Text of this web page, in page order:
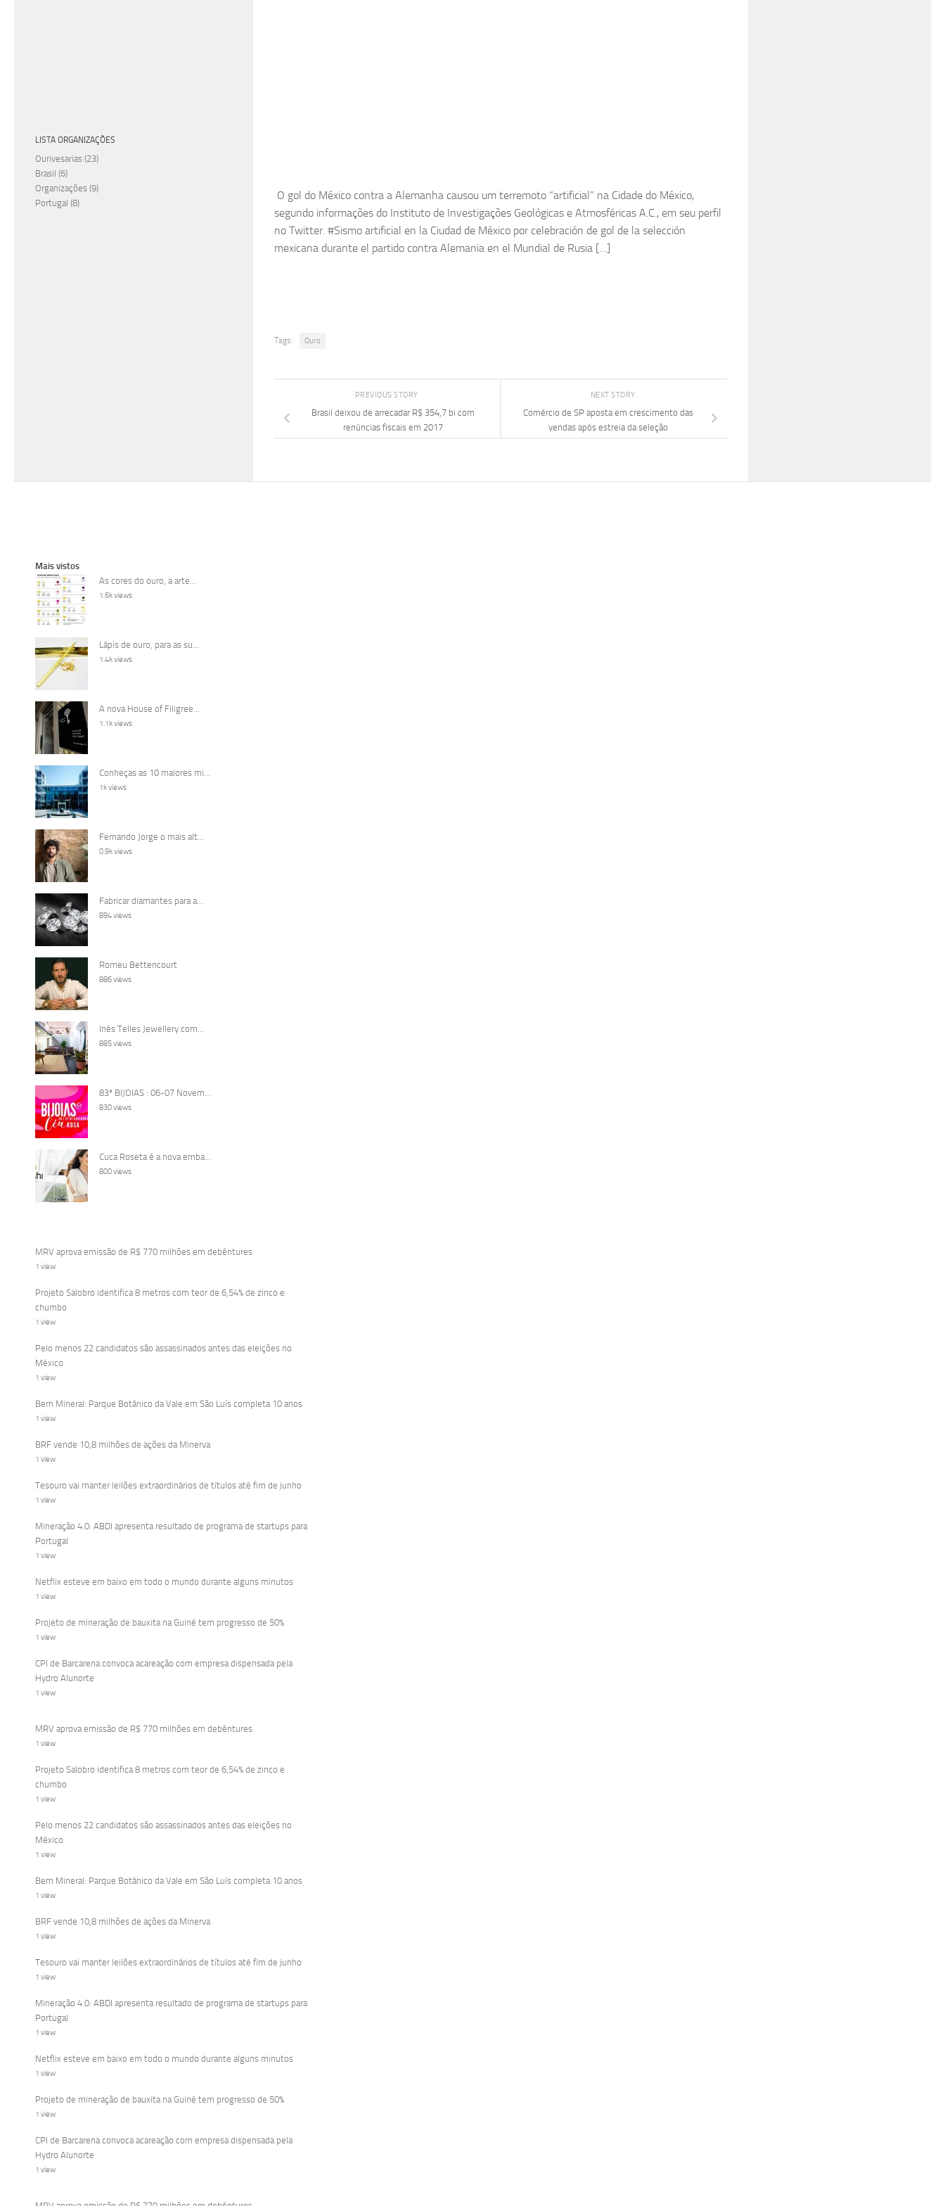
O gol do México contra a Alemanha causou um terremoto “artificial” na Cidade do México,
segundo informações do Instituto de Investigações Geológicas e Atmosféricas A.C., em seu perfil
no Twitter. #Sismo artificial en la Ciudad de México por celebración de gol de la selección
mexicana durante el partido contra Alemania en el Mundial de Rusia […]
Tags: Ouro
NEXT STORY
Comércio de SP aposta em crescimento das
vendas após estreia da seleção
PREVIOUS STORY
Brasil deixou de arrecadar R$ 354,7 bi com
renúncias fiscais em 2017
LISTA ORGANIZAÇÕES
Ourivesarias (23)
Brasil (6)
Organizações (9)
Portugal (8)
Mais vistos
As cores do ouro, a arte...
1.6k views
Lápis de ouro, para as su...
1.4k views
A nova House of Filigree...
1.1k views
Conheças as 10 maiores mi...
1k views
Fernando Jorge o mais alt...
0.9k views
Fabricar diamantes para a...
894 views
Romeu Bettencourt
886 views
Inês Telles Jewellery com...
885 views
83ª BIJOIAS : 06-07 Novem...
830 views
Cuca Roseta é a nova emba...
800 views
MRV aprova emissão de R$ 770 milhões em debêntures
1 view
Projeto Salobro identifica 8 metros com teor de 6,54% de zinco e
chumbo
1 view
Pelo menos 22 candidatos são assassinados antes das eleições no
México
1 view
Bem Mineral: Parque Botânico da Vale em São Luís completa 10 anos
1 view
BRF vende 10,8 milhões de ações da Minerva
1 view
Tesouro vai manter leilões extraordinários de títulos até fim de junho
1 view
Mineração 4.0: ABDI apresenta resultado de programa de startups para
Portugal
1 view
Netflix esteve em baixo em todo o mundo durante alguns minutos
1 view
Projeto de mineração de bauxita na Guiné tem progresso de 50%
1 view
CPI de Barcarena convoca acareação com empresa dispensada pela
Hydro Alunorte
1 view
MRV aprova emissão de R$ 770 milhões em debêntures
1 view
Projeto Salobro identifica 8 metros com teor de 6,54% de zinco e
chumbo
1 view
Pelo menos 22 candidatos são assassinados antes das eleições no
México
1 view
Bem Mineral: Parque Botânico da Vale em São Luís completa 10 anos
1 view
BRF vende 10,8 milhões de ações da Minerva
1 view
Tesouro vai manter leilões extraordinários de títulos até fim de junho
1 view
Mineração 4.0: ABDI apresenta resultado de programa de startups para
Portugal
1 view
Netflix esteve em baixo em todo o mundo durante alguns minutos
1 view
Projeto de mineração de bauxita na Guiné tem progresso de 50%
1 view
CPI de Barcarena convoca acareação com empresa dispensada pela
Hydro Alunorte
1 view